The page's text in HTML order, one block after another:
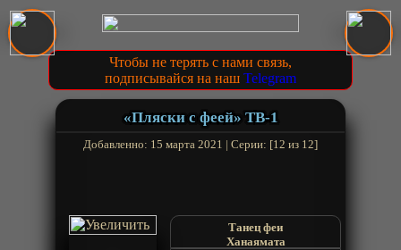
Чтобы не терять с нами связь,
подписывайся на наш Telegram
«Пляски с феей» ТВ-1
Добавленно: 15 марта 2021 | Серии: [12 из 12]
Танец феи
Ханаямата